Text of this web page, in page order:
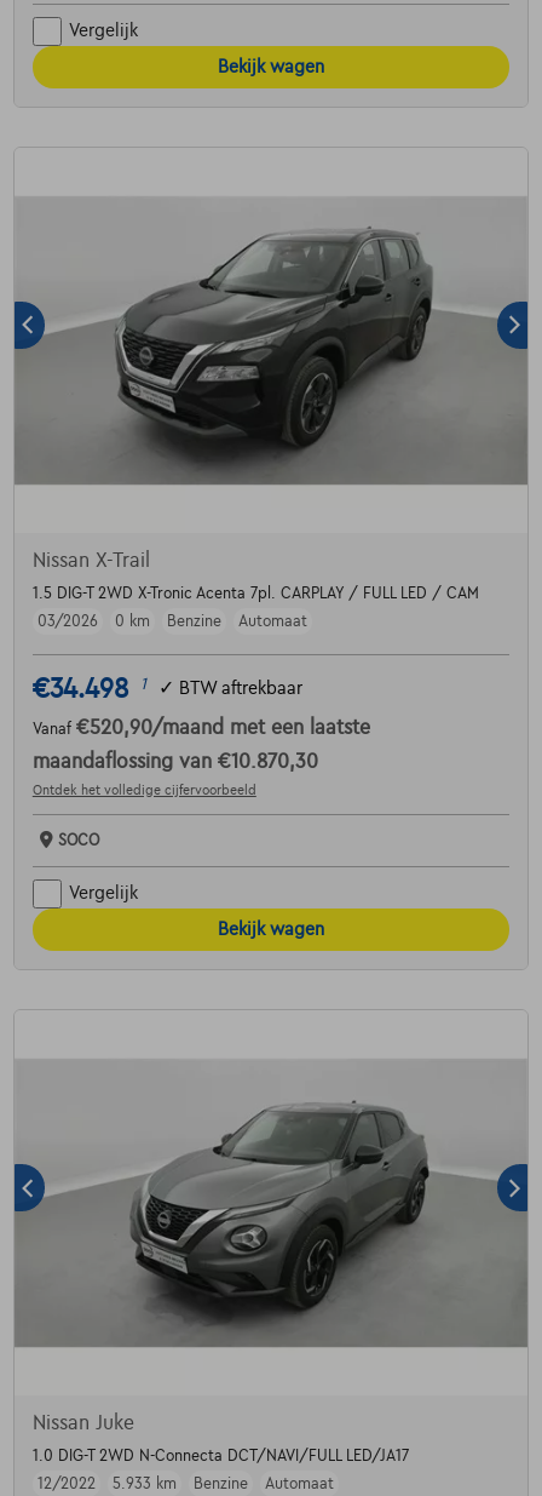
Vergelijk
Bekijk wagen
Nissan X-Trail
1.5 DIG-T 2WD X-Tronic Acenta 7pl. CARPLAY / FULL LED / CAM
03/2026
0 km Benzine Automaat
€34.498 1 ✓ BTW aftrekbaar
Vanaf €520,90/maand met een laatste
maandaflossing van €10.870,30
Ontdek het volledige cijfervoorbeeld
SOCO
Vergelijk
Bekijk wagen
Nissan Juke
1.0 DIG-T 2WD N-Connecta DCT/NAVI/FULL LED/JA17
12/2022
5.933 km Benzine Automaat